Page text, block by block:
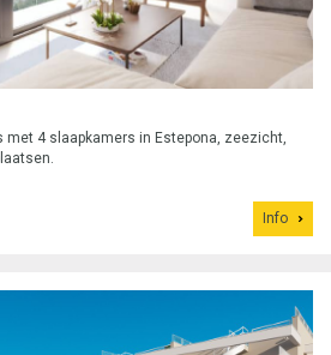
met 4 slaapkamers in Estepona, zeezicht,
Info